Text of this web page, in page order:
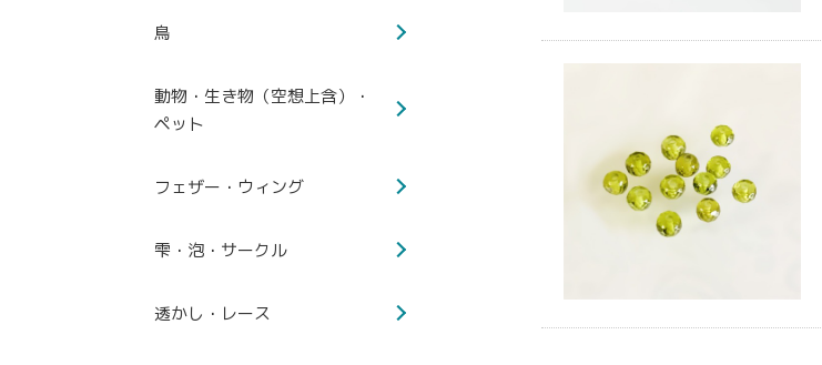
鳥
動物・生き物（空想上含）・
ペット
フェザー・ウィング
雫・泡・サークル
透かし・レース